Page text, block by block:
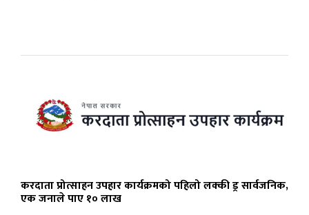
करदाता प्रोत्साहन उपहार कार्यक्रमको पहिलो लक्की ड्र सार्वजनिक,
एक जनाले पाए १० लाख